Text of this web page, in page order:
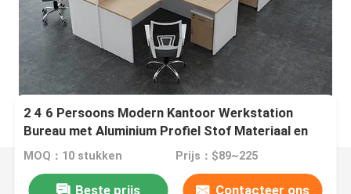
2 4 6 Persoons Modern Kantoor Werkstation
Bureau met Aluminium Profiel Stof Materiaal en
30mm Dik Paneel
MOQ：10 stukken Prijs：$89~225
Beste prijs Contacteer ons